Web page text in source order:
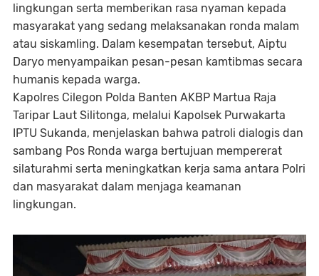
lingkungan serta memberikan rasa nyaman kepada
masyarakat yang sedang melaksanakan ronda malam
atau siskamling. Dalam kesempatan tersebut, Aiptu
Daryo menyampaikan pesan-pesan kamtibmas secara
humanis kepada warga.
Kapolres Cilegon Polda Banten AKBP Martua Raja
Taripar Laut Silitonga, melalui Kapolsek Purwakarta
IPTU Sukanda, menjelaskan bahwa patroli dialogis dan
sambang Pos Ronda warga bertujuan mempererat
silaturahmi serta meningkatkan kerja sama antara Polri
dan masyarakat dalam menjaga keamanan
lingkungan.